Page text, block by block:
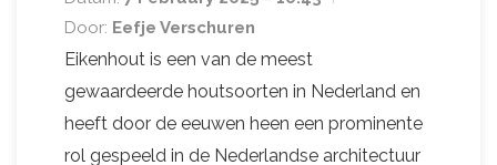
Door: Eefje Verschuren
Eikenhout is een van de meest
gewaardeerde houtsoorten in Nederland en
heeft door de eeuwen heen een prominente
rol gespeeld in de Nederlandse architectuur